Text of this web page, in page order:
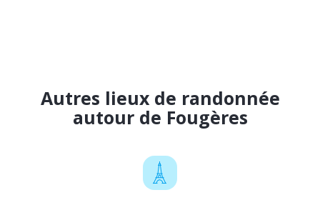
Autres lieux de randonnée
autour de Fougères